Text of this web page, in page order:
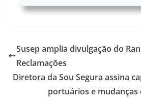
Susep amplia divulgação do
Reclamações
Diretora da Sou Segura assina
portuários e mudanças